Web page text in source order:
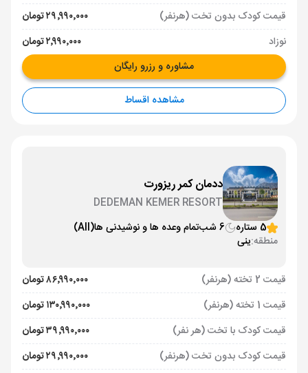
قیمت کودک بدون تخت (هرنفر)
۲۹٬۹۹۰٬۰۰۰ تومان
نوزاد
۲٬۹۹۰٬۰۰۰ تومان
مشاوره و رزرو رایگان
مشاهده اقساط
ددمان کمر ریزورت
DEDEMAN KEMER RESORT
5 ستاره
6 شب تمام وعده ها و نوشیدنی ها(All)
منطقه:ینی
قیمت 2 تخته (هرنفر)
۸۶٬۹۹۰٬۰۰۰ تومان
قیمت 1 تخته (هرنفر)
۱۳۰٬۹۹۰٬۰۰۰ تومان
قیمت کودک با تخت (هر نفر)
۳۹٬۹۹۰٬۰۰۰ تومان
قیمت کودک بدون تخت (هرنفر)
۲۹٬۹۹۰٬۰۰۰ تومان